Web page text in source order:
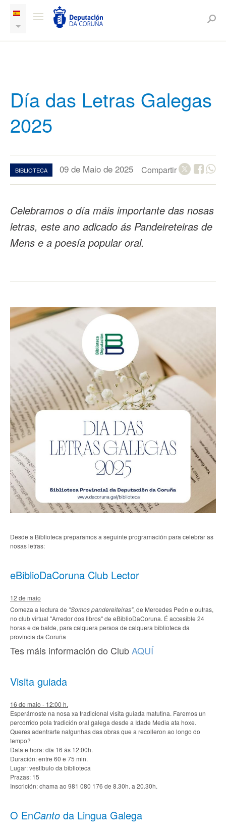
Día das Letras Galegas
2025
BIBLIOTECA 09 de Maio de 2025 Compartir
Celebramos o día máis importante das nosas
letras, este ano adicado ás Pandeireteiras de
Mens e a poesía popular oral.
Desde a Biblioteca preparamos a seguinte programación para celebrar as
nosas letras:
eBiblioDaCoruna Club Lector
12 de maio
Comeza a lectura de "Somos pandereiteiras", de Mercedes Peón e outras,
no club virtual "Arredor dos libros" de eBiblioDaCoruna. É accesible 24
horas e de balde, para calquera persoa de calquera biblioteca da
provincia da Coruña
Tes máis información do ClubAQUÍ
Visita guiada
16 de maio - 12:00 h.
Esperámoste na nosa xa tradicional visita guiada matutina. Faremos un
percorrido pola tradición oral galega desde a Idade Media ata hoxe.
Queres adentrarte nalgunhas das obras que a recolleron ao longo do
tempo?
Data e hora: día 16 ás 12:00h.
Duración: entre 60 e 75 min.
Lugar: vestíbulo da biblioteca
Prazas: 15
Inscrición: chama ao 981 080 176 de 8.30h. a 20.30h.
O EnCanto da Lingua Galega